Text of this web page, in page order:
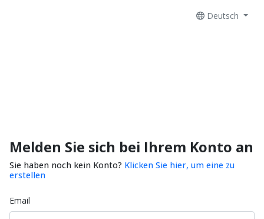
Deutsch
Melden Sie sich bei Ihrem Konto an
Sie haben noch kein Konto? Klicken Sie hier, um eine zu
erstellen
Email